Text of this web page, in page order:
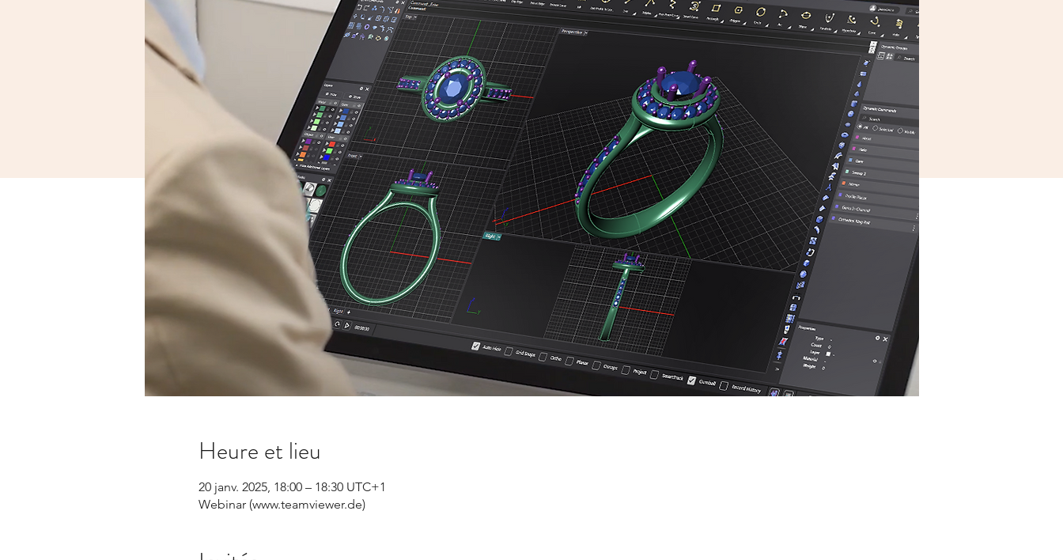
Heure et lieu
20 janv. 2025, 18:00 – 18:30 UTC+1
Webinar (www.teamviewer.de)